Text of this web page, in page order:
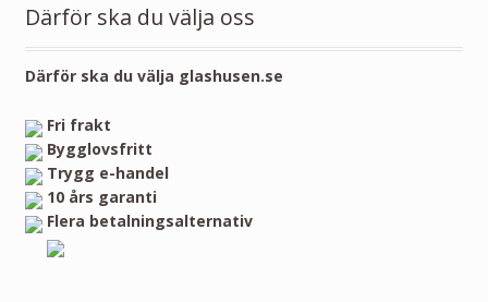
Därför ska du välja oss
Därför ska du välja glashusen.se
Fri frakt
Bygglovsfritt
Trygg e-handel
10 års garanti
Flera betalningsalternativ